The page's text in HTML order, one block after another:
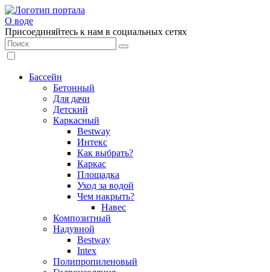
О воде
Присоединяйтесь к нам в социальных сетях
Бассейн
Бетонный
Для дачи
Детский
Каркасный
Bestway
Интекс
Как выбрать?
Каркас
Площадка
Уход за водой
Чем накрыть?
Навес
Композитный
Надувной
Bestway
Intex
Полипропиленовый